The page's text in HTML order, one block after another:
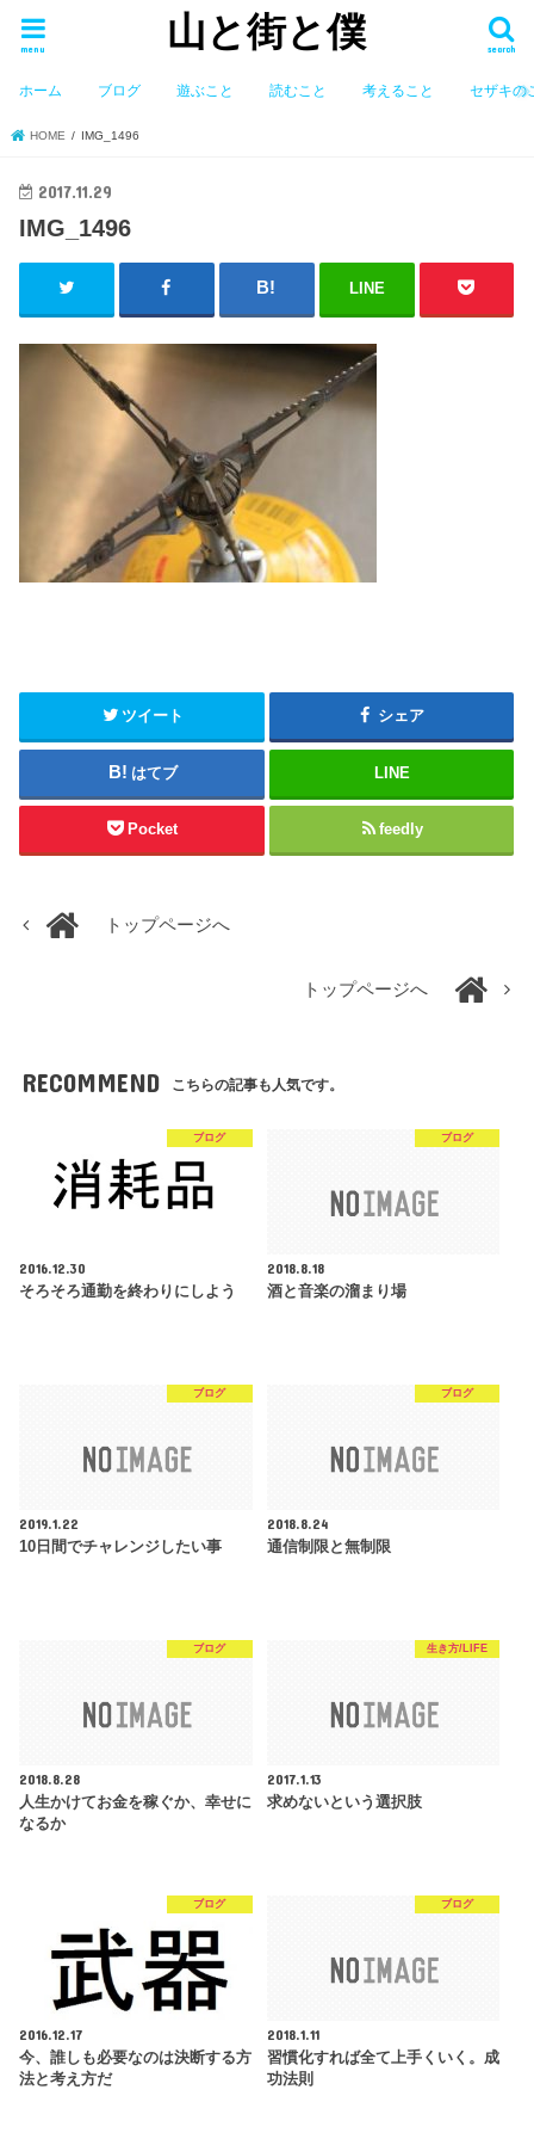
山と街と僕 search
menu
ホーム ブログ 遊ぶこと 読むこと 考えること セザキの
HOME IMG_1496
2017.11.29
IMG_1496
LINE
ツイート シェア
はてブ LINE
Pocket feedly
トップページへ
トップページへ
RECOMMEND こちらの記事も人気です。
ブログ
2016.12.30
そろそろ通勤を終わりにしよう
ブログ
2018.8.18
酒と音楽の溜まり場
ブログ
2019.1.22
10日間でチャレンジしたい事
ブログ
2018.8.24
通信制限と無制限
ブログ
2018.8.28
人生かけてお金を稼ぐか、幸せに
なるか
生き方/LIFE
2017.1.13
求めないという選択肢
ブログ
2016.12.17
今、誰しも必要なのは決断する方
法と考え方だ
ブログ
2018.1.11
習慣化すれば全て上手くいく。成
功法則